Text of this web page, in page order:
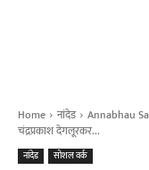
Home नांदेड
Annabhau
चंद्रप्रकाश देगलूरकर...
नांदेड सोशल वर्क